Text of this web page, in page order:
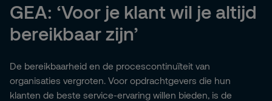
GEA: ‘Voor je klant wil je altijd
bereikbaar zijn’
De bereikbaarheid en de procescontinuïteit van
organisaties vergroten. Voor opdrachtgevers die hun
klanten de beste service-ervaring willen bieden, is de